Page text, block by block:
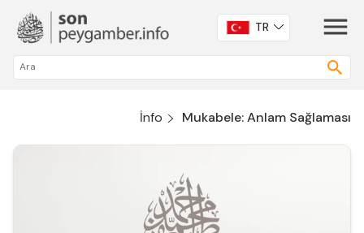
TR
İnfo Mukabele: Anlam Sağlaması